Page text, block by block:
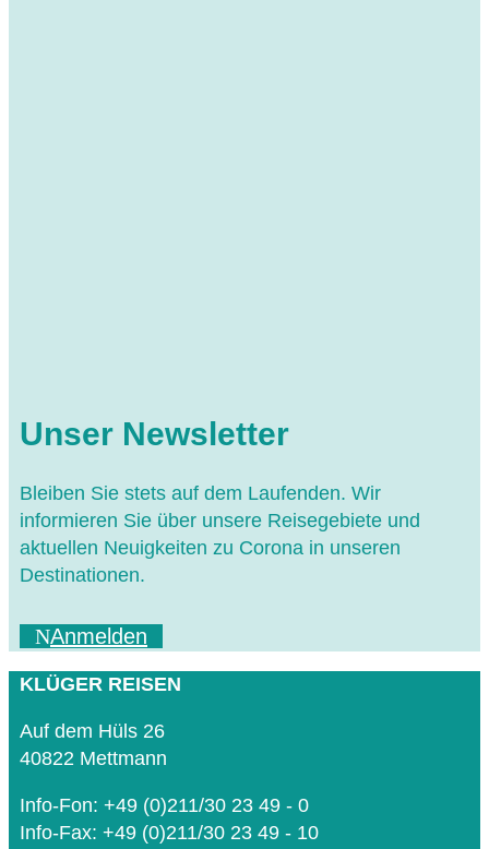
Unser Newsletter
Bleiben Sie stets auf dem Laufenden. Wir
informieren Sie über unsere Reisegebiete und
aktuellen Neuigkeiten zu Corona in unseren
Destinationen.
Anmelden
KLÜGER REISEN
Auf dem Hüls 26
40822 Mettmann
Info-Fon: +49 (0)211/30 23 49 - 0
Info-Fax: +49 (0)211/30 23 49 - 10